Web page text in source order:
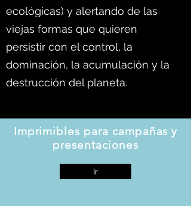
ecológicas) y alertando de las
viejas formas que quieren
persistir con el control, la
dominación, la acumulación y la
destrucción del planeta.
Imprimibles para campañas y
presentaciones
Ir